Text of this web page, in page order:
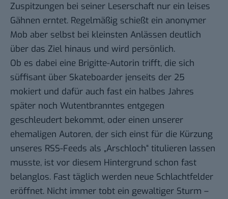
Zuspitzungen bei seiner Leserschaft nur ein leises
Gähnen erntet. Regelmäßig schießt ein anonymer
Mob aber selbst bei kleinsten Anlässen deutlich
über das Ziel hinaus und wird persönlich.
Ob es dabei eine Brigitte-Autorin trifft, die sich
süffisant über Skateboarder jenseits der 25
mokiert und dafür auch fast ein halbes Jahres
später noch Wutentbranntes entgegen
geschleudert bekommt, oder einen unserer
ehemaligen Autoren, der sich einst für die Kürzung
unseres RSS-Feeds als „Arschloch“ titulieren lassen
musste, ist vor diesem Hintergrund schon fast
belanglos. Fast täglich werden neue Schlachtfelder
eröffnet. Nicht immer tobt ein gewaltiger Sturm –